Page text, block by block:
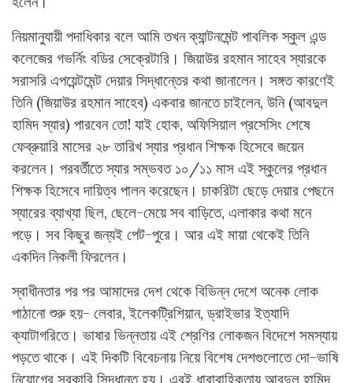
নিয়মানুযায়ী পদাধিকার বলে আমি তখন ক্যান্টনমেন্ট পাবলিক স্কুল এন্ড
কলেজের গভর্নিং বডির সেক্রেটারি। জিয়াউর রহমান সাহেব স্যারকে
সরাসরি এপয়েন্টমেন্ট দেয়ার সিদ্ধান্তের কথা জানালেন। সঙ্গত কারণেই
তিনি (জিয়াউর রহমান সাহেব) একবার জানতে চাইলেন, উনি (আবদুল
হামিদ স্যার) পারবেন তো! যাই হোক, অফিসিয়াল প্রসেসিং শেষে
ফেব্রুয়ারি মাসের ২৮ তারিখ স্যার প্রধান শিক্ষক হিসেবে জয়েন
করলেন। পরবর্তীতে স্যার সম্ভবত ১০/১১ মাস এই স্কুলের প্রধান
শিক্ষক হিসেবে দায়িত্ব পালন করেছেন। চাকরিটা ছেড়ে দেয়ার পেছনে
স্যারের ব্যাখ্যা ছিল, ছেলে-মেয়ে সব বাড়িতে, এলাকার কথা মনে
পড়ে। সব কিছুর জন্যই পেট-পুরে। আর এই মায়া থেকেই তিনি
একদিন নিকলী ফিরলেন।
স্বাধীনতার পর পর আমাদের দেশ থেকে বিভিন্ন দেশে অনেক লোক
পাঠানো শুরু হয়- লেবার, ইলেকট্রিশিয়ান, ড্রাইভার ইত্যাদি
ক্যাটাগরিতে। ভাষার ভিন্নতায় এই শ্রেণির লোকজন বিদেশে সমস্যায়
পড়তে থাকে। এই দিকটি বিবেচনায় নিয়ে বিশেষ দেশগুলোতে দো-ভাষি
নিয়োগের সরকারি সিদ্ধান্ত হয়। এরই ধারাবাহিকতায় আবদুল হামিদ